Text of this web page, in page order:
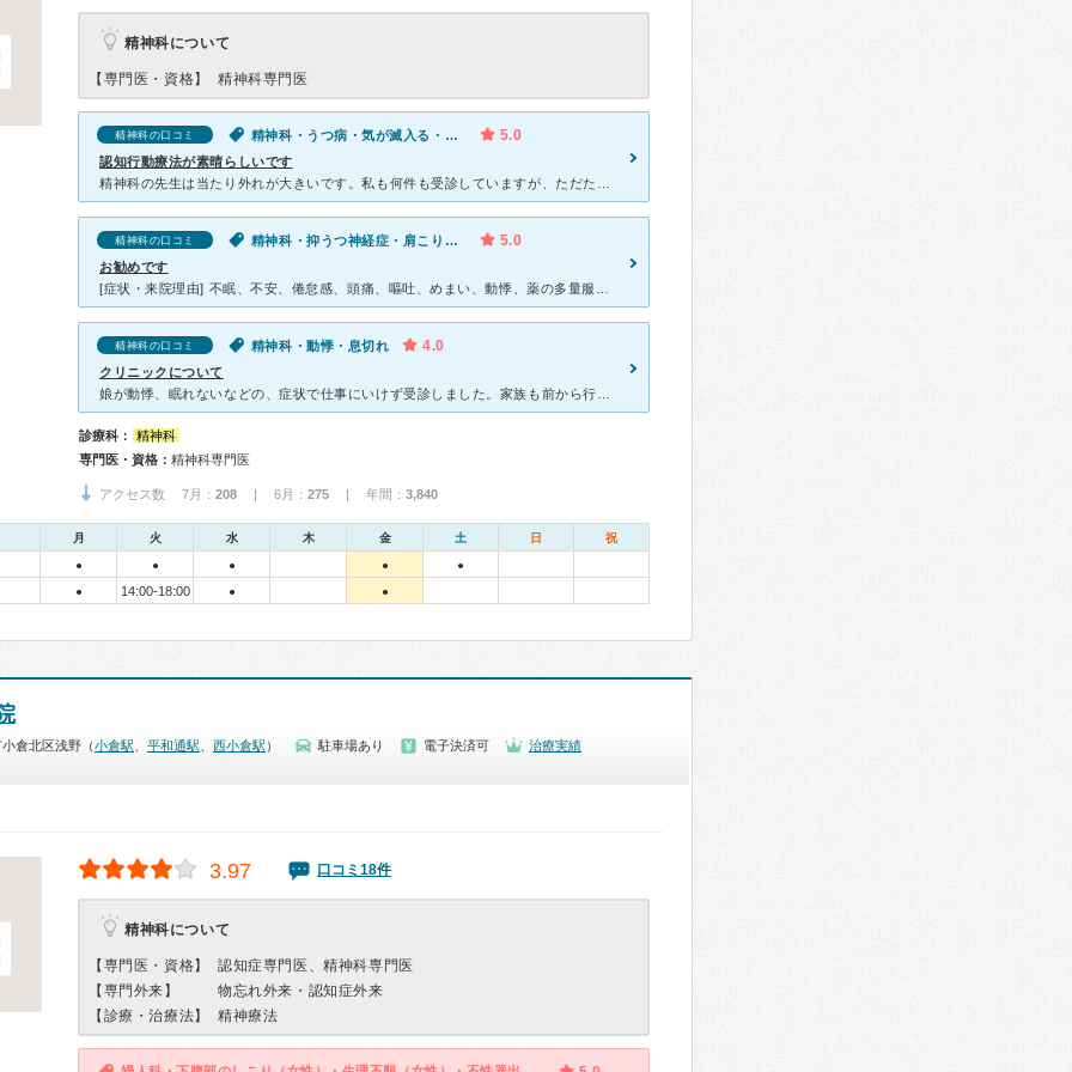
精神科について
【専門医・資格】 精神科専門医
精神科の口コミ 精神科・うつ病・気が滅入る・不安 5.0
認知行動療法が素晴らしいです
精神科の口コミ 精神科・抑うつ神経症・肩こり・肩の痛み・めまい・だるい・動悸・息切れ・寝つきが悪い・不眠・口臭・気が滅入る・不安 5.0
お勧めです
精神科の口コミ 精神科・動悸・息切れ 4.0
クリニックについて
診療科：
精神科
専門医・資格： 精神科専門医
アクセス数 7月： 208 | 6月： 275 | 年間： 3,840
月 火 水 木 金 土 日 祝
● ● ● ●
●
●
14:00-18:00 ● ●
倉北区浅野（小倉駅 平和通駅 西小倉駅 ） 駐車場あり 電子決済可 治療実績
3.97 口コミ18件
精神科について
【専門医・資格】
認知症専門医、精神科専門医
【専門外来】
物忘れ外来・認知症外来
【診療・治療法】
精神療法